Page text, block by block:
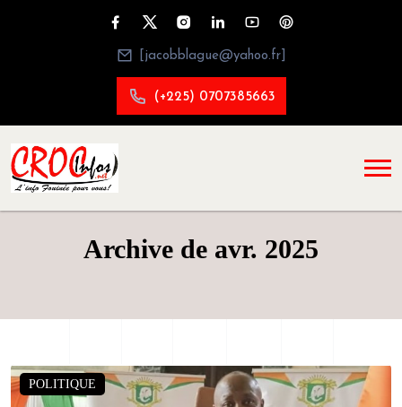
[jacobblague@yahoo.fr]
(+225) 0707385663
Archive de avr. 2025
POLITIQUE